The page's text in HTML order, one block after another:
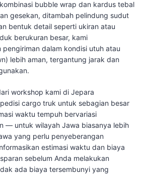
bubble wrap dan kardus tebal
gesekan, ditambah pelindung sudut
bentuk detail seperti ukiran atau
berukuran besar, kami
dalam kondisi utuh atau
lebih aman, tergantung jarak dan
workshop kami di Jepara
cargo truk untuk sebagian besar
waktu tempuh bervariasi
— untuk wilayah Jawa biasanya lebih
yang perlu penyeberangan
estimasi waktu dan biaya
sebelum Anda melakukan
ada biaya tersembunyi yang